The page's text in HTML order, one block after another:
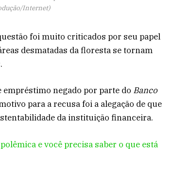
Internet)
foi muito criticados por seu papel
desmatadas da floresta se tornam
empréstimo negado por parte do Banco
para a recusa foi a alegação de que
da instituição financeira.
e você precisa saber o que está